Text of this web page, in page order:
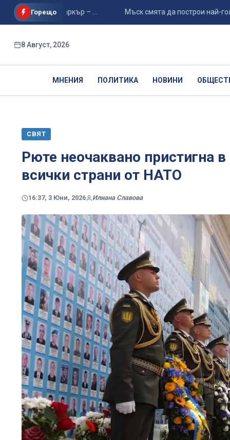
Горещо
Паркър – ... Мъск смята да построи най-голямата
8 Август, 2026
МНЕНИЯ ПОЛИТИКА НОВИНИ
СВЯТ
Рюте неочаквано пристигна
всички страни от НАТО
16:37, 3 Юни, 2026 Илиана Славова